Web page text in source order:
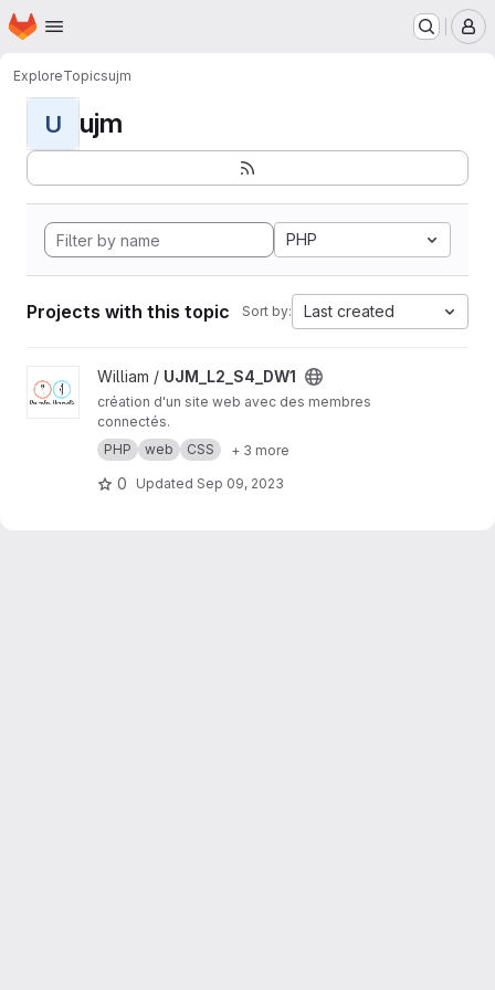
Skip to main content
Homepage
ExploreTopicsujm
U ujm
PHP
Projects with this topic Sort by: Last created
View UJM_L2_S4_DW1 project
William / UJM_L2_S4_DW1
création d'un site web avec des membres
connectés.
PHP
web CSS + 3 more
0 Updated Sep 09, 2023